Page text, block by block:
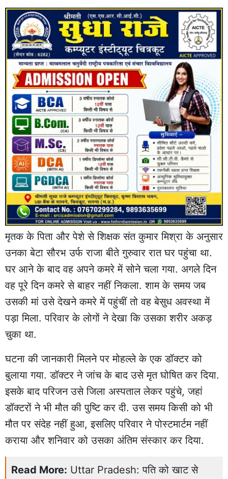
मृतक के पिता और पेशे से शिक्षक संत कुमार मिश्रा के अनुसार
उनका बेटा सौरभ उर्फ राजा बीते गुरुवार रात घर पहुंचा था.
घर आने के बाद वह अपने कमरे में सोने चला गया. अगले दिन
वह पूरे दिन कमरे से बाहर नहीं निकला. शाम के समय जब
उसकी मां उसे देखने कमरे में पहुंचीं तो वह बेसुध अवस्था में
पड़ा मिला. परिवार के लोगों ने देखा कि उसका शरीर अकड़
चुका था.
घटना की जानकारी मिलने पर मोहल्ले के एक डॉक्टर को
बुलाया गया. डॉक्टर ने जांच के बाद उसे मृत घोषित कर दिया.
इसके बाद परिजन उसे जिला अस्पताल लेकर पहुंचे, जहां
डॉक्टरों ने भी मौत की पुष्टि कर दी. उस समय किसी को भी
मौत पर संदेह नहीं हुआ, इसलिए परिवार ने पोस्टमार्टम नहीं
कराया और शनिवार को उसका अंतिम संस्कार कर दिया.
Read More: Uttar Pradesh: पति को खाट से